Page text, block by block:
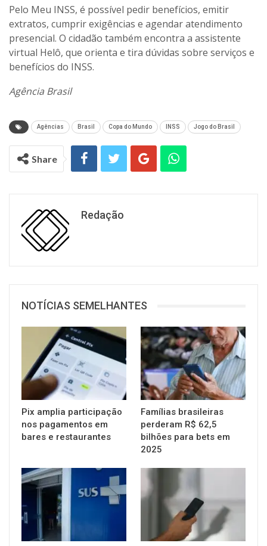
Pelo Meu INSS, é possível pedir benefícios, emitir
extratos, cumprir exigências e agendar atendimento
presencial. O cidadão também encontra a assistente
virtual Helô, que orienta e tira dúvidas sobre serviços e
benefícios do INSS.
Agência Brasil
Agências Brasil Copa do Mundo INSS Jogo do Brasil
Share
Redação
NOTÍCIAS SEMELHANTES
Pix amplia participação
nos pagamentos em
bares e restaurantes
Famílias brasileiras
perderam R$ 62,5
bilhões para bets em
2025